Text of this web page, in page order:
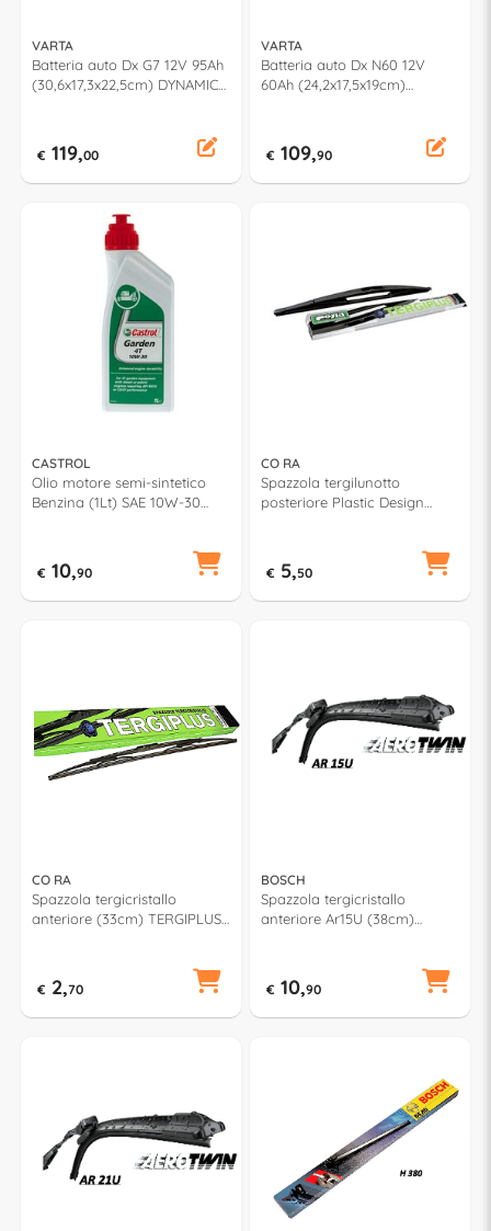
VARTA
Batteria auto Dx G7 12V 95Ah
(30,6x17,3x22,5cm) DYNAMIC
€ 119,00
VARTA
Batteria auto Dx N60 12V
60Ah (24,2x17,5x19cm)
€ 109,90
CASTROL
Olio motore semi-sintetico
Benzina (1Lt) SAE 10W-30
€ 10,90
CO RA
Spazzola tergilunotto
posteriore Plastic Design
€ 5,50
CO RA
Spazzola tergicristallo
anteriore (33cm) TERGIPLUS
€ 2,70
BOSCH
Spazzola tergicristallo
anteriore Ar15U (38cm)
€ 10,90